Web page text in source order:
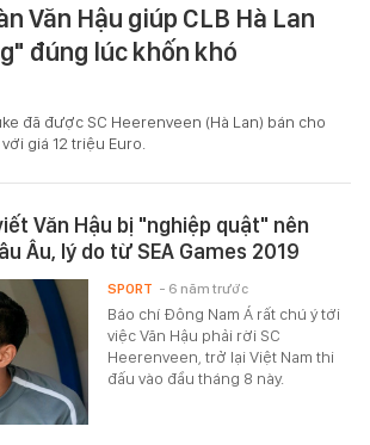
Văn Hậu giúp CLB Hà Lan
đúng lúc khốn khó
đã được SC Heerenveen (Hà Lan) bán cho
giá 12 triệu Euro.
Văn Hậu bị "nghiệp quật" nên
Âu, lý do từ SEA Games 2019
Báo chí Đông Nam Á rất chú ý tới
việc Văn Hậu phải rời SC
Heerenveen, trở lại Việt Nam thi
đấu vào đầu tháng 8 này.
SPORT - 6 năm trước